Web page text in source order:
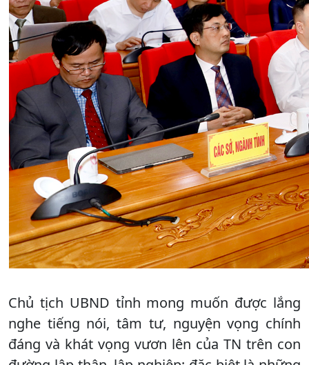
Chủ tịch UBND tỉnh mong muốn được lắng
nghe tiếng nói, tâm tư, nguyện vọng chính
đáng và khát vọng vươn lên của TN trên con